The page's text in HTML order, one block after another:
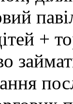
+